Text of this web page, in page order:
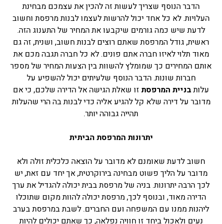
הדבר הנוסף שצריך לעשות זה להכין את עצמכם מבחינת
העלויות. לא כל אחד יכול להרשות לעצמו לבנות מרפסת וחשוב
לדעת שיש כמה גורמים שיקבעו את המחיר של התענוג הזה.
ראשית, גודל המרפסת שאתם רוצים לבנות חשוב, ושנית, זה גם
מאוד תלוי לאיזו חברה אתם פונים. לא כל חברה תגבה מכם את
אותם המחירים כך שמומלץ להשוות בין הצעות המחיר של מספר
חברות שונות. הדבר הנוסף שלעיתים יכול להשפיע על
עלותבניית המרפסת זו שאלת הגישה אל הדירה שלכם, כי אם
מדובר על דירה שלא קל להגיע אליה כדי לבנות בה הרי שהעלות
תהייה גבוהה יותר.
יתרונות המרפסת הביתית
חשוב לדעת שאומנם לא מדובר על הוצאה כלכלית זולה ולא
מדובר על הליך פשוט מבחינה בירוקרטית, אך יחד עם זאת, יש
לכך הרבה יתרונות. בניה של מרפסת בבית יכולה להגדיל את ערך
הדירה מאוד, ובנוסף לכך, מרפסת יכולה להוות מקום שתוכלו
ליהנות ממנו עם המשפחה ועם החברים. לשבת במרפסת בערב
נעים ולאכול ביחד זו חוויה נפלאה, כך שאתם יכולים להיות